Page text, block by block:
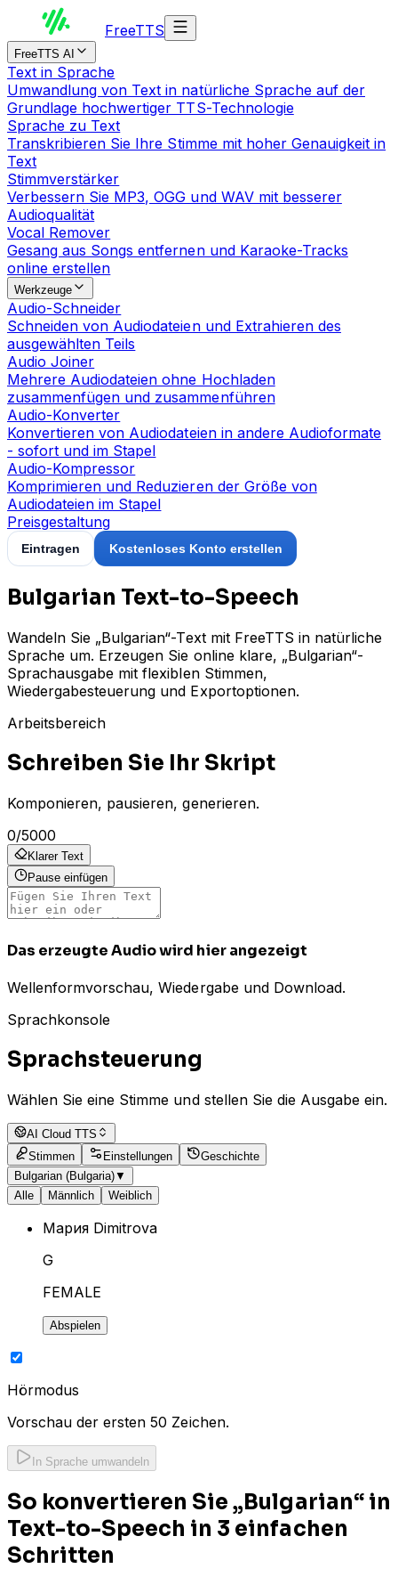
FreeTTS
FreeTTS AI
Text in Sprache
Umwandlung von Text in natürliche Sprache auf der
Grundlage hochwertiger TTS-Technologie
Sprache zu Text
Transkribieren Sie Ihre Stimme mit hoher Genauigkeit in
Text
Stimmverstärker
Verbessern Sie MP3, OGG und WAV mit besserer
Audioqualität
Vocal Remover
Gesang aus Songs entfernen und Karaoke-Tracks
online erstellen
Werkzeuge
Audio-Schneider
Schneiden von Audiodateien und Extrahieren des
ausgewählten Teils
Audio Joiner
Mehrere Audiodateien ohne Hochladen
zusammenfügen und zusammenführen
Audio-Konverter
Konvertieren von Audiodateien in andere Audioformate
- sofort und im Stapel
Audio-Kompressor
Komprimieren und Reduzieren der Größe von
Audiodateien im Stapel
Preisgestaltung
Eintragen Kostenloses Konto erstellen
Bulgarian Text-to-Speech
Wandeln Sie „Bulgarian“-Text mit FreeTTS in natürliche
Sprache um. Erzeugen Sie online klare, „Bulgarian“-
Sprachausgabe mit flexiblen Stimmen,
Wiedergabesteuerung und Exportoptionen.
Arbeitsbereich
Schreiben Sie Ihr Skript
Komponieren, pausieren, generieren.
0/5000
Klarer Text
Pause einfügen
Das erzeugte Audio wird hier angezeigt
Wellenformvorschau, Wiedergabe und Download.
Sprachkonsole
Sprachsteuerung
Wählen Sie eine Stimme und stellen Sie die Ausgabe ein.
AI Cloud TTS
Stimmen
Einstellungen
Geschichte
Bulgarian (Bulgaria)▼
Alle
Männlich Weiblich
Мария Dimitrova
G
FEMALE
Abspielen
Hörmodus
Vorschau der ersten 50 Zeichen.
In Sprache umwandeln
So konvertieren Sie „Bulgarian“ in
Text-to-Speech in 3 einfachen
Schritten